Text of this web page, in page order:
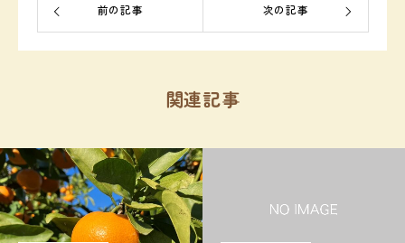
前の記事 次の記事
関連記事